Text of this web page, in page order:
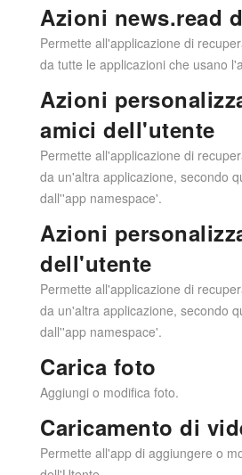
Azioni news.read
Permette all'applicazione di
da tutte le applicazioni che usano
Azioni
amici dell'utente
Permette all'applicazione di
da un'altra applicazione, secondo
dall''app namespace'.
Azioni
dell'utente
Permette all'applicazione di
da un'altra applicazione, secondo
dall''app namespace'.
Carica foto
Aggiungi o modifica foto.
Caricamento di
Permette all'app di aggiungere o